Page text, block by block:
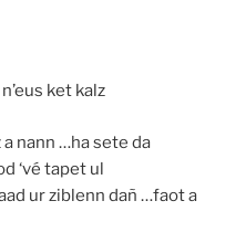
ket kalz
a nann …ha sete da
‘vé tapet ul
ur ziblenn dañ …faot a